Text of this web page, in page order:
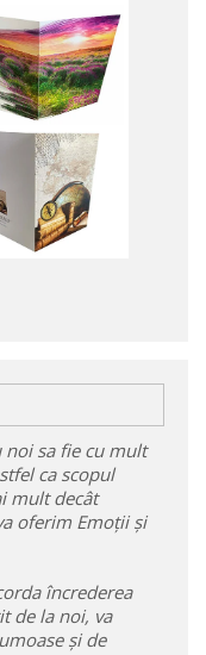
noi sa fie cu mult
ca scopul
mult decât
oferim Emoții și
încrederea
de la noi, va
și de